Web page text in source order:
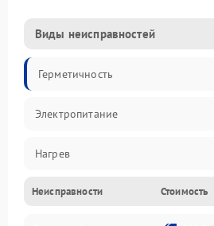
Виды неисправностей
Герметичность
Электропитание
Нагрев
Датчики
Неисправности Стоимость